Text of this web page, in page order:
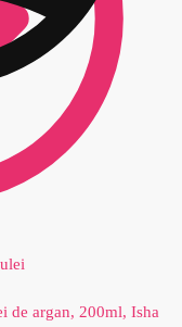
de argan, 200ml, Isha